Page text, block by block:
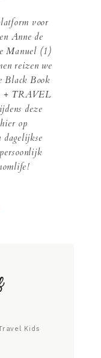
voor
Anne de
Manuel (1)
reizen we
Black Book
+ TRAVEL
deze
op
dagelijkse
Kids